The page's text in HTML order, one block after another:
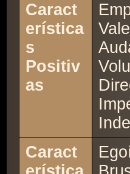
Caract
erística
s
Positiv
as
Caract